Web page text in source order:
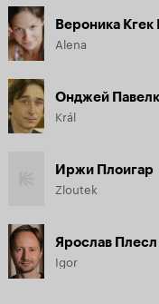
Вероника
Alena
Онджей
Král
Иржи Плоигар
Zloutek
Ярослав Плесл
Igor